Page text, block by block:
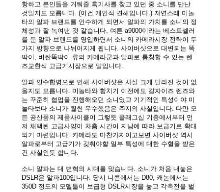
항하고 본인들을 거둬줄 흑기사를 찾고 있던 중 소니를 만난
것일지도 모릅니다. (이건 개인적 견해입니다.) 자연스레 미놀
타의 알파 브랜드를 인수하게 되면서 알파의 가치를 소니의 정
체성과 잘 녹여낸 것 같습니다. 여튼 a9000이라는 베스트셀러
를 둔 알파 브랜드를 영입하면서 소니의 카메라시장 전략이 두
가지 방향으로 나뉘어지게 됩니다. 사이버샷으로 대변되는 똑
딱이, 비싼똑딱이 류의 카메라군과 알파로 통칭할 수 있는 렌
즈교환식 고급기시장으로 말입니다.
알파 인수합병으로 인해 사이버샷은 사실 크게 달라진 것이 없
을지도 모릅니다. 미놀타와 합치기 이전에도 칼자이즈 렌즈와
는 꾸준히 협업을 진행해오던 소니였고 기기적인 특성이야 미
놀타보다 소니가 훨씬 우수했음은 주지의 사실입니다. 다만 모
든 공산품의 제품사이클이 그렇듯 플래그십 기종에서부터 먼
저 채택된 고급사양이 차츰 시간이 지남에 따라 보급기로 확대
되기 마련입니다. 카메라도 마찬가지이고보면 사이버샷 역시
알파로부터 고급기가 갖춰야할 일부 특성에 대한 수혈을 받은
건 사실인듯 합니다.
소니 알파는 대 변혁의 시대를 맞습니다. 소니가 처음 내놓은
DSLR은 알파100입니다. 당시 니콘에서는 D80, 캐논에서는
350D 정도의 모델들이 보급형 DSLR시장을 놓고 각축전을 벌